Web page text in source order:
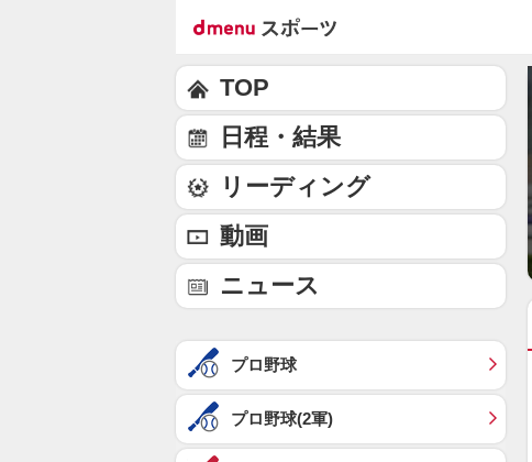
TOP
日程・結果
リーディング
動画
ニュース
プロ野球
プロ野球(2軍)